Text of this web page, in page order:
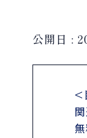
公開日 :
<